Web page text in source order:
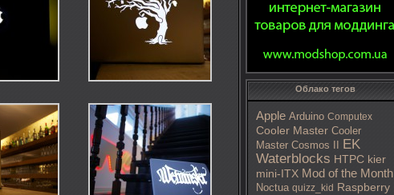
Облако тегов
Apple Arduino Computex
Cooler Master Cooler
Master Cosmos II
EK
Waterblocks HTPC kier
mini-ITX Mod of the Month
Noctua quizz_kid Raspberry